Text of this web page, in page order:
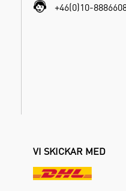
+46(0)10-
VI SKICKAR MED